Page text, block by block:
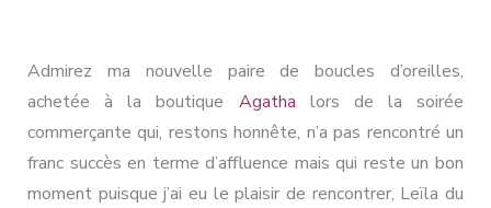
Admirez ma nouvelle paire de boucles d’oreilles,
achetée à la boutique Agatha lors de la soirée
commerçante qui, restons honnête, n’a pas rencontré un
franc succès en terme d’affluence mais qui reste un bon
moment puisque j’ai eu le plaisir de rencontrer, Leïla du